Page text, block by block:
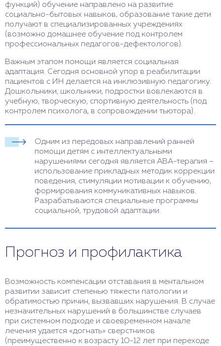
функций) обучение направлено на развитие
социально-бытовых навыков, образование такие дети
получают в специализированных учреждениях
(возможно домашнее обучение под контролем
профессиональных педагогов-дефектологов).
Важным этапом помощи является социальная
адаптация. Сегодня основной упор в реабилитации
пациентов с ИН делается на инклюзивную педагогику.
Дошкольники, школьники, подростки вовлекаются в
учебную, творческую, спортивную деятельность (под
контролем психолога, в сопровождении тьютора).
Одним из передовых направлений ранней
помощи детям с интеллектуальными
нарушениями сегодня является АВА-терапия –
использование прикладных методик коррекции
поведения, стимуляции мотивации к обучению,
формирования коммуникативных навыков.
Разрабатываются специальные программы
социальной, трудовой адаптации.
Прогноз и профилактика
Возможность компенсации отставания в ментальном
развитии зависит степенью тяжести патологии и
обратимостью причин, вызвавших нарушения. В случае
незначительных нарушений в большинстве случаев
при системном подходе и своевременном начале
лечения удается «догнать» сверстников
(преимущественно к возрасту 10-12 лет при переходе